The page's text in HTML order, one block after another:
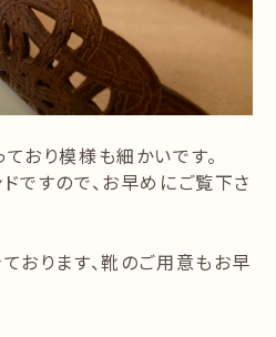
おり模様も細かいです。
ですので、お早めにご覧下さ
おります、靴のご用意もお早